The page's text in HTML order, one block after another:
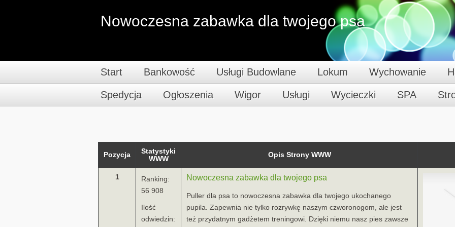
Nowoczesna zabawka dla twojego psa
Start Bankowość Usługi Budowlane Lokum Wychowanie
Spedycja Ogłoszenia Wigor Usługi Wycieczki SPA
Pozycja
Statystyki
WWW
Opis Strony WWW
1
Ranking:
56 908
Ilość
odwiedzin:
Nowoczesna zabawka dla twojego psa
Puller dla psa to nowoczesna zabawka dla twojego ukochanego
pupila. Zapewnia nie tylko rozrywkę naszym czworonogom, ale jest
też przydatnym gadżetem treningowi. Dzięki niemu nasz pies zawsze